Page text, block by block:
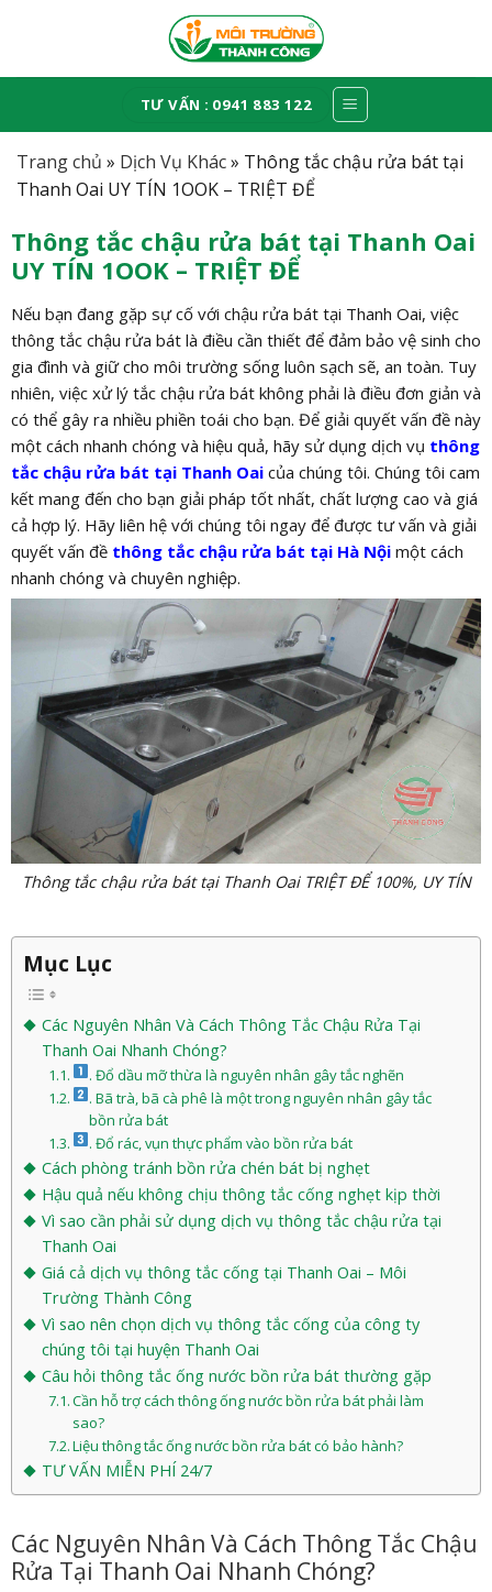
TƯ VẤN : 0941 883 122
Trang chủ » Dịch Vụ Khác» Thông tắc chậu rửa bát tại
Thanh Oai UY TÍN 1OOK – TRIỆT ĐỂ
Thông tắc chậu rửa bát tại Thanh Oai
UY TÍN 1OOK – TRIỆT ĐỂ
Nếu bạn đang gặp sự cố với chậu rửa bát tại Thanh Oai, việc
thông tắc chậu rửa bát là điều cần thiết để đảm bảo vệ sinh cho
gia đình và giữ cho môi trường sống luôn sạch sẽ, an toàn. Tuy
nhiên, việc xử lý tắc chậu rửa bát không phải là điều đơn giản và
có thể gây ra nhiều phiền toái cho bạn. Để giải quyết vấn đề này
một cách nhanh chóng và hiệu quả, hãy sử dụng dịch vụ thông
tắc chậu rửa bát tại Thanh Oaicủa chúng tôi. Chúng tôi cam
kết mang đến cho bạn giải pháp tốt nhất, chất lượng cao và giá
cả hợp lý. Hãy liên hệ với chúng tôi ngay để được tư vấn và giải
quyết vấn đề thông tắc chậu rửa bát tại Hà Nộimột cách
nhanh chóng và chuyên nghiệp.
Thông tắc chậu rửa bát tại Thanh Oai TRIỆT ĐỂ 100%, UY TÍN
Mục Lục
Các Nguyên Nhân Và Cách Thông Tắc Chậu Rửa Tại
Thanh Oai Nhanh Chóng?
. Đổ dầu mỡ thừa là nguyên nhân gây tắc nghẽn
. Bã trà, bã cà phê là một trong nguyên nhân gây tắc
bồn rửa bát
. Đổ rác, vụn thực phẩm vào bồn rửa bát
Cách phòng tránh bồn rửa chén bát bị nghẹt
Hậu quả nếu không chịu thông tắc cống nghẹt kịp thời
Vì sao cần phải sử dụng dịch vụ thông tắc chậu rửa tại
Thanh Oai
Giá cả dịch vụ thông tắc cống tại Thanh Oai – Môi
Trường Thành Công
Vì sao nên chọn dịch vụ thông tắc cống của công ty
chúng tôi tại huyện Thanh Oai
Câu hỏi thông tắc ống nước bồn rửa bát thường gặp
Cần hỗ trợ cách thông ống nước bồn rửa bát phải làm
sao?
Liệu thông tắc ống nước bồn rửa bát có bảo hành?
TƯ VẤN MIỄN PHÍ 24/7
Các Nguyên Nhân Và Cách Thông Tắc Chậu
Rửa Tại Thanh Oai Nhanh Chóng?